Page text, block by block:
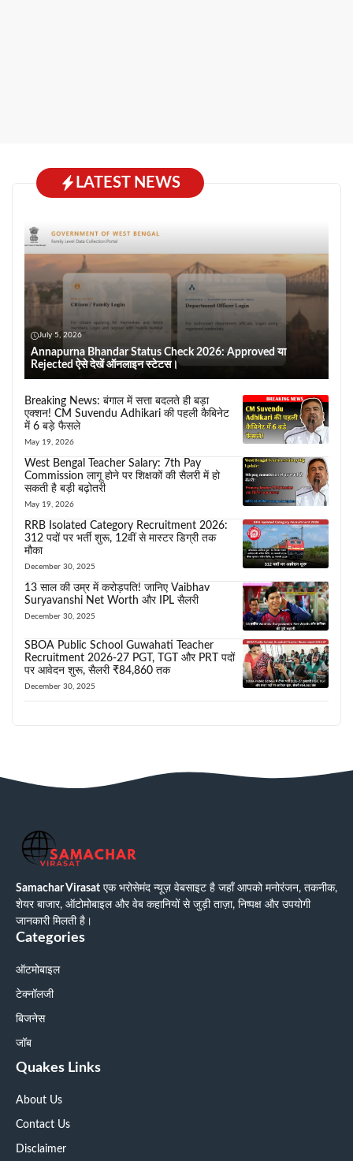
LATEST NEWS
July 5, 2026
Annapurna Bhandar Status Check 2026: Approved या
Rejected ऐसे देखें ऑनलाइन स्टेटस।
Breaking News: बंगाल में सत्ता बदलते ही बड़ा
एक्शन! CM Suvendu Adhikari की पहली कैबिनेट
में 6 बड़े फैसले
May 19, 2026
West Bengal Teacher Salary: 7th Pay
Commission लागू होने पर शिक्षकों की सैलरी में हो
सकती है बड़ी बढ़ोतरी
May 19, 2026
RRB Isolated Category Recruitment 2026:
312 पदों पर भर्ती शुरू, 12वीं से मास्टर डिग्री तक
मौका
December 30, 2025
13 साल की उम्र में करोड़पति! जानिए Vaibhav
Suryavanshi Net Worth और IPL सैलरी
December 30, 2025
SBOA Public School Guwahati Teacher
Recruitment 2026-27 PGT, TGT और PRT पदों
पर आवेदन शुरू, सैलरी ₹84,860 तक
December 30, 2025
Samachar Virasat एक भरोसेमंद न्यूज़ वेबसाइट है जहाँ आपको मनोरंजन, तकनीक,
शेयर बाजार, ऑटोमोबाइल और वेब कहानियों से जुड़ी ताज़ा, निष्पक्ष और उपयोगी
जानकारी मिलती है।
Categories
ऑटमोबाइल
टेक्नॉलजी
बिजनेस
जॉब
Quakes Links
About Us
Contact Us
Disclaimer